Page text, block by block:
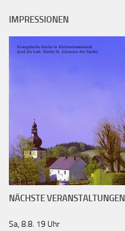
IMPRESSIONEN
Evangelische Kirche in Kirchendemenreuth
(und die kath. Kirche St. Johannes der Täufer)
NÄCHSTE VERANSTALTUNGEN
Sa, 8.8. 19 Uhr